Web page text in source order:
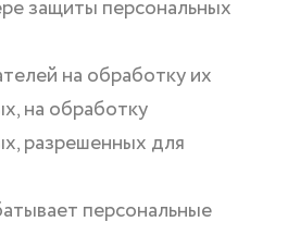
защиты персональных
на обработку их
на обработку
разрешенных для
персональные